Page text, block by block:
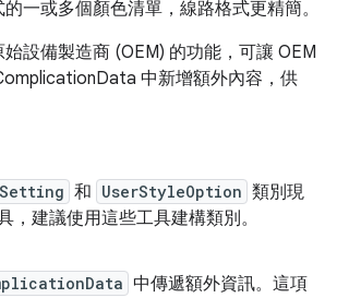
一或多個顏色清單，線路格式更精簡。
設備製造商 (OEM) 的功能，可讓 OEM
中新增額外內容，供
和 UserStyleOption 類別現
，建議使用這些工具建構類別。
中傳遞額外資訊。這項